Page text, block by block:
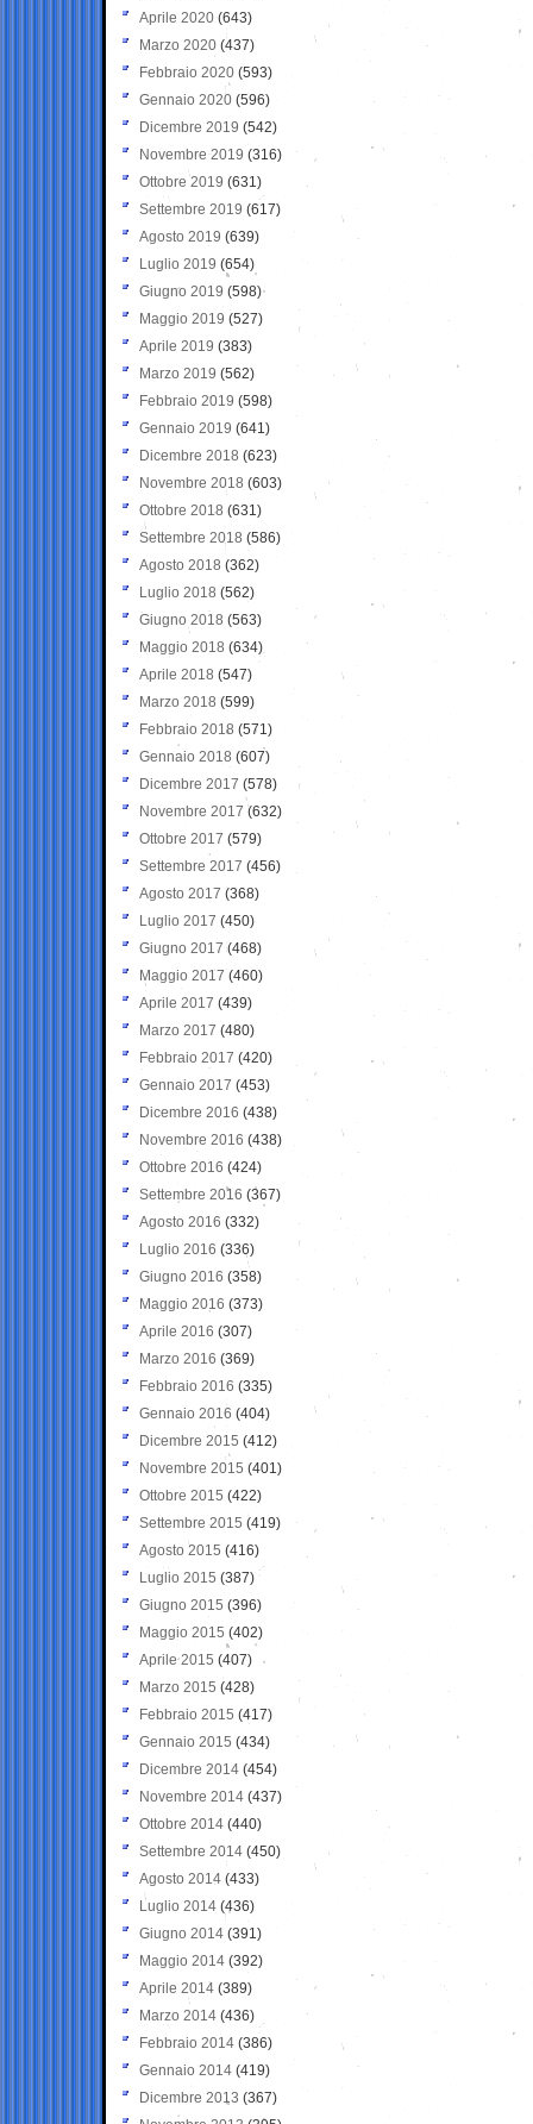
Aprile 2020 (643)
Marzo 2020 (437)
Febbraio 2020 (593)
Gennaio 2020 (596)
Dicembre 2019 (542)
Novembre 2019 (316)
Ottobre 2019 (631)
Settembre 2019 (617)
Agosto 2019 (639)
Luglio 2019 (654)
Giugno 2019 (598)
Maggio 2019 (527)
Aprile 2019 (383)
Marzo 2019 (562)
Febbraio 2019 (598)
Gennaio 2019 (641)
Dicembre 2018 (623)
Novembre 2018 (603)
Ottobre 2018 (631)
Settembre 2018 (586)
Agosto 2018 (362)
Luglio 2018 (562)
Giugno 2018 (563)
Maggio 2018 (634)
Aprile 2018 (547)
Marzo 2018 (599)
Febbraio 2018 (571)
Gennaio 2018 (607)
Dicembre 2017 (578)
Novembre 2017 (632)
Ottobre 2017 (579)
Settembre 2017 (456)
Agosto 2017 (368)
Luglio 2017 (450)
Giugno 2017 (468)
Maggio 2017 (460)
Aprile 2017 (439)
Marzo 2017 (480)
Febbraio 2017 (420)
Gennaio 2017 (453)
Dicembre 2016 (438)
Novembre 2016 (438)
Ottobre 2016 (424)
Settembre 2016 (367)
Agosto 2016 (332)
Luglio 2016 (336)
Giugno 2016 (358)
Maggio 2016 (373)
Aprile 2016 (307)
Marzo 2016 (369)
Febbraio 2016 (335)
Gennaio 2016 (404)
Dicembre 2015 (412)
Novembre 2015 (401)
Ottobre 2015 (422)
Settembre 2015 (419)
Agosto 2015 (416)
Luglio 2015 (387)
Giugno 2015 (396)
Maggio 2015 (402)
Aprile 2015 (407)
Marzo 2015 (428)
Febbraio 2015 (417)
Gennaio 2015 (434)
Dicembre 2014 (454)
Novembre 2014 (437)
Ottobre 2014 (440)
Settembre 2014 (450)
Agosto 2014 (433)
Luglio 2014 (436)
Giugno 2014 (391)
Maggio 2014 (392)
Aprile 2014 (389)
Marzo 2014 (436)
Febbraio 2014 (386)
Gennaio 2014 (419)
Dicembre 2013 (367)